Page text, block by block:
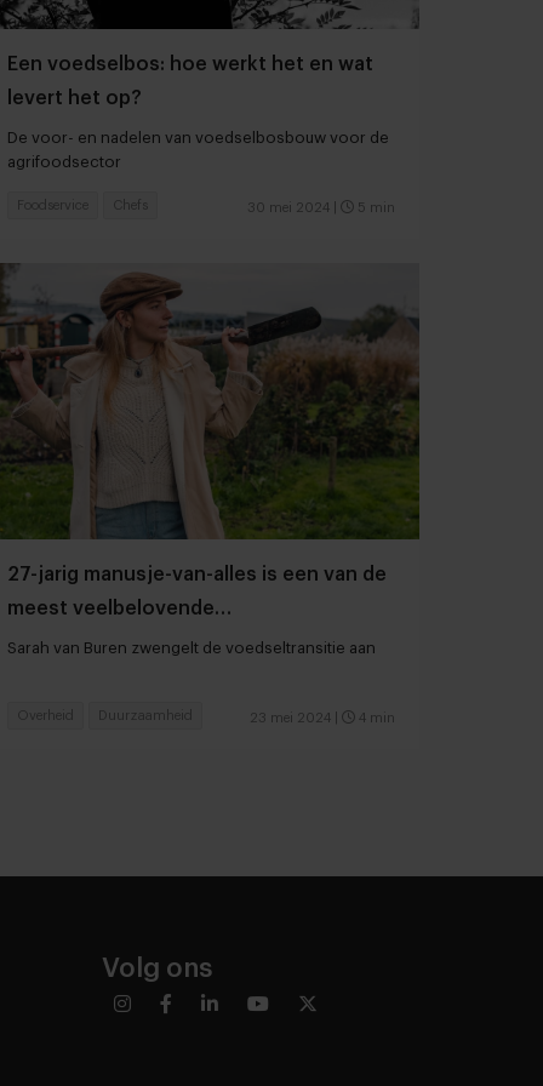
Een voedselbos: hoe werkt het en wat
levert het op?
De voor- en nadelen van voedselbosbouw voor de
agrifoodsector
30 mei 2024 5 min
Foodservice Chefs
27-jarig manusje-van-alles is een van de
meest veelbelovende
voedselveranderaars
Sarah van Buren zwengelt de voedseltransitie aan
23 mei 2024 4 min
Overheid Duurzaamheid
Volg ons